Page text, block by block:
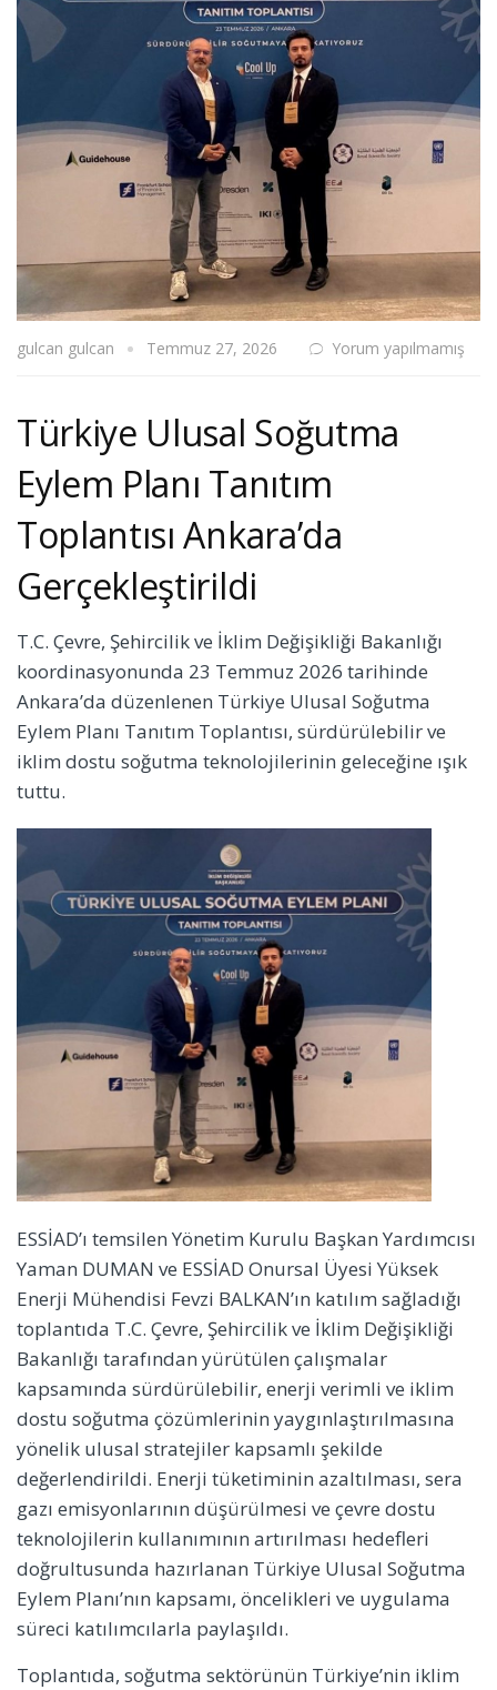
gulcan gulcan Temmuz 27, 2026 Yorum yapılmamış
Türkiye Ulusal Soğutma
Eylem Planı Tanıtım
Toplantısı Ankara’da
Gerçekleştirildi
T.C. Çevre, Şehircilik ve İklim Değişikliği Bakanlığı
koordinasyonunda 23 Temmuz 2026 tarihinde
Ankara’da düzenlenen Türkiye Ulusal Soğutma
Eylem Planı Tanıtım Toplantısı, sürdürülebilir ve
iklim dostu soğutma teknolojilerinin geleceğine ışık
tuttu.
ESSİAD’ı temsilen Yönetim Kurulu Başkan Yardımcısı
Yaman DUMAN ve ESSİAD Onursal Üyesi Yüksek
Enerji Mühendisi Fevzi BALKAN’ın katılım sağladığı
toplantıda T.C. Çevre, Şehircilik ve İklim Değişikliği
Bakanlığı tarafından yürütülen çalışmalar
kapsamında sürdürülebilir, enerji verimli ve iklim
dostu soğutma çözümlerinin yaygınlaştırılmasına
yönelik ulusal stratejiler kapsamlı şekilde
değerlendirildi. Enerji tüketiminin azaltılması, sera
gazı emisyonlarının düşürülmesi ve çevre dostu
teknolojilerin kullanımının artırılması hedefleri
doğrultusunda hazırlanan Türkiye Ulusal Soğutma
Eylem Planı’nın kapsamı, öncelikleri ve uygulama
süreci katılımcılarla paylaşıldı.
Toplantıda, soğutma sektörünün Türkiye’nin iklim